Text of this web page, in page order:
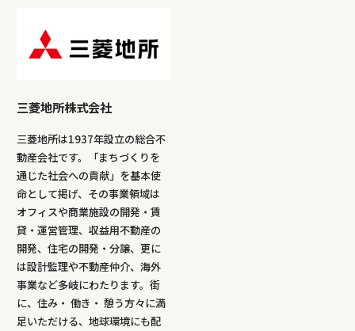
三菱地所株式会社
三菱地所は1937年設立の総合不
動産会社です。「まちづくりを
通じた社会への貢献」を基本使
命として掲げ、その事業領域は
オフィスや商業施設の開発・賃
貸・運営管理、収益用不動産の
開発、住宅の開発・分譲、更に
は設計監理や不動産仲介、海外
事業など多岐にわたります。街
に、住み・ 働き・ 憩う方々に満
足いただける、地球環境にも配